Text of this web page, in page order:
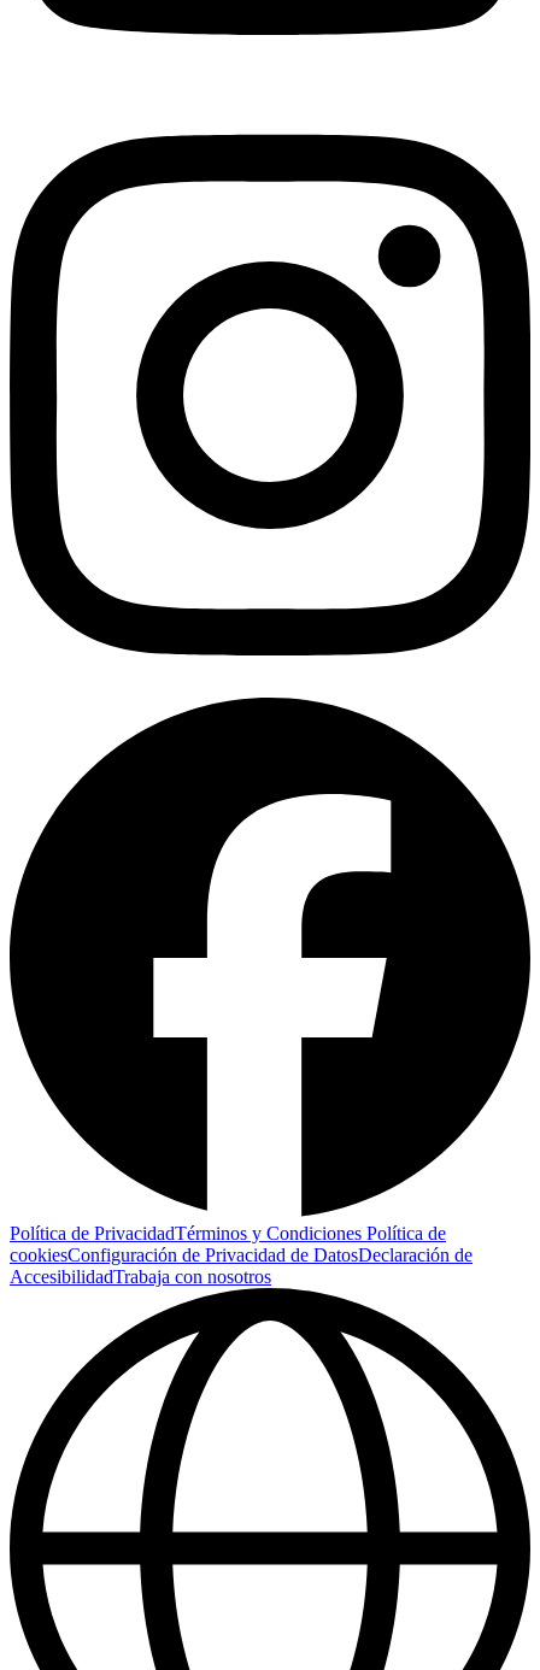
Política de PrivacidadTérminos y Condiciones Política de
cookiesConfiguración de Privacidad de DatosDeclaración de
AccesibilidadTrabaja con nosotros